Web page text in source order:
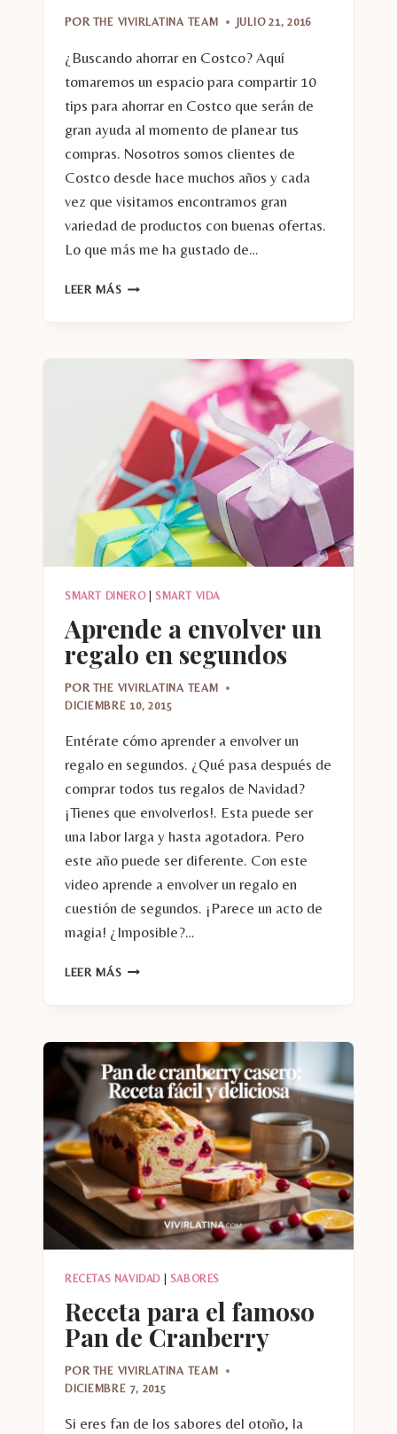
POR THE VIVIRLATINA TEAM JULIO 21, 2016
¿Buscando ahorrar en Costco? Aquí
tomaremos un espacio para compartir 10
tips para ahorrar en Costco que serán de
gran ayuda al momento de planear tus
compras. Nosotros somos clientes de
Costco desde hace muchos años y cada
vez que visitamos encontramos gran
variedad de productos con buenas ofertas.
Lo que más me ha gustado de…
LEER MÁS 10
SMART DINERO| SMART VIDA
Aprende a envolver un
regalo en segundos
POR THE VIVIRLATINA TEAM
DICIEMBRE 10, 2015
Entérate cómo aprender a envolver un
regalo en segundos. ¿Qué pasa después de
comprar todos tus regalos de Navidad?
¡Tienes que envolverlos!. Esta puede ser
una labor larga y hasta agotadora. Pero
este año puede ser diferente. Con este
video aprende a envolver un regalo en
cuestión de segundos. ¡Parece un acto de
magia! ¿Imposible?…
LEER MÁS APRENDE
REGALO
EN
SEGUNDOS
RECETAS NAVIDAD| SABORES
Receta para el famoso
Pan de Cranberry
POR THE VIVIRLATINA TEAM
DICIEMBRE 7, 2015
Si eres fan de los sabores del otoño, la